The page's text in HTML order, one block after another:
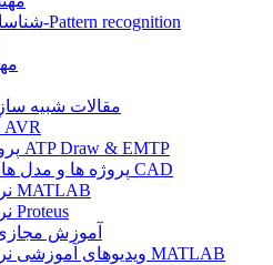
شناسایی الگو-Pattern recognition
مقالات شبیه
آموزش AVR
پروژه های ATP Draw & EMTP
پروژه ها و مدل های آماده CAD
نرم افزار MATLAB
نرم افزار Proteus
آموزش
ویدیوهای آموزشی نرم افزار MATLAB